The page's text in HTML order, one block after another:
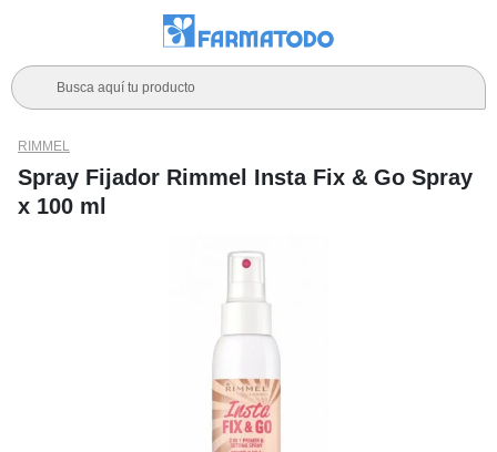
Busca aquí tu producto
RIMMEL
Spray Fijador Rimmel Insta Fix & Go Spray
x 100 ml